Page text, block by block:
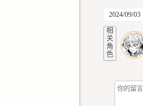
2024/09/03
相
关
角
色